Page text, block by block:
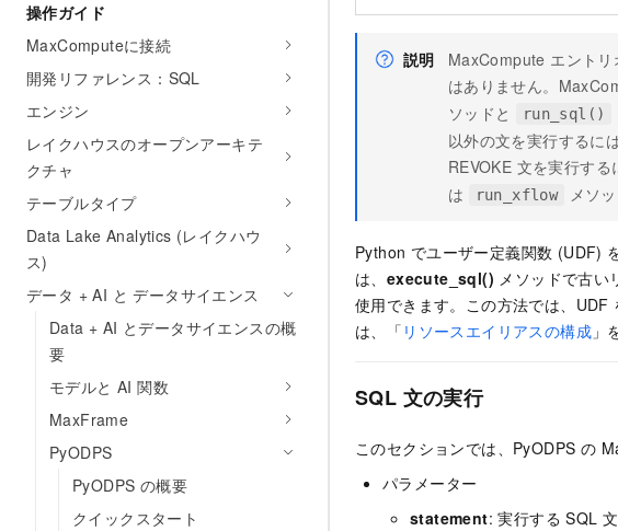
操作ガイド
MaxComputeに接続
開発リファレンス：SQL
エンジン
レイクハウスのオープンアーキテ
クチャ
テーブルタイプ
Data Lake Analytics (レイクハウ
ス)
データ + AI と データサイエンス
Data + AI とデータサイエンスの概
要
モデルと AI 関数
MaxFrame
PyODPS
PyODPS の概要
クイックスタート
説明
MaxCompute エント
はありません。
ソッドと
run_sql()
以外の文を実行するに
REVOKE 文を実行する
は
run_xflow メソ
Python でユーザー定義関数 (UDF)
は、 execute_sql() メソッドで古い
使用できます。この方法では、
は、「 リソースエイリアスの構成 」
SQL 文の実行
このセクションでは、PyODPS の
パラメーター
statement: 実行する SQL 文